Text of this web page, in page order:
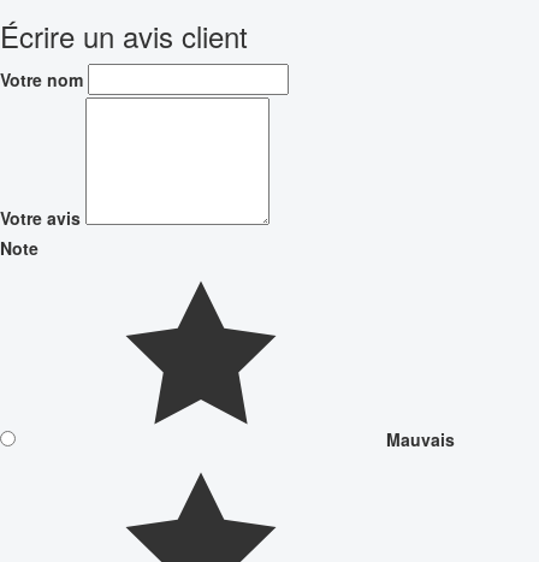
Écrire un avis client
Votre nom
Votre avis
Note
Mauvais